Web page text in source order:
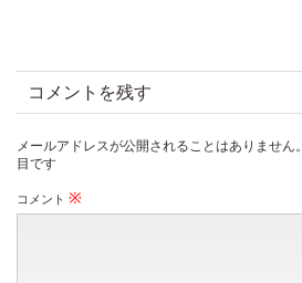
コメントを残す
メールアドレスが公開されることはありません。
目です
コメント ※